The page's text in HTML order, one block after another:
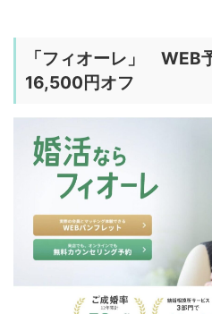
「フィオーレ 」 WEB
16,500円オフ